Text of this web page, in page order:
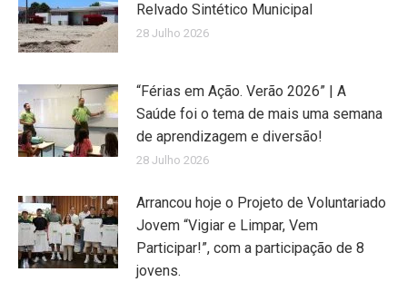
Relvado Sintético Municipal
28 Julho 2026
“Férias em Ação. Verão 2026” | A
Saúde foi o tema de mais uma semana
de aprendizagem e diversão!
28 Julho 2026
Arrancou hoje o Projeto de Voluntariado
Jovem “Vigiar e Limpar, Vem
Participar!”, com a participação de 8
jovens.